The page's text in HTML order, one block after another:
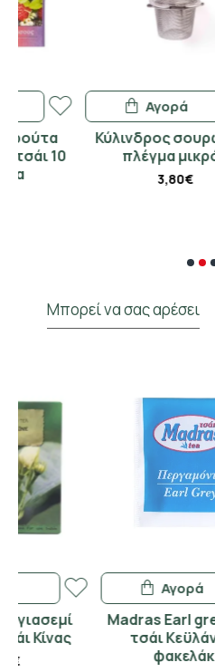
Κύλινδρος σουρωτήρι
πλέγμα μικρός
Αγορά
Μπορεί να σας αρέσει
Madras Earl grey μαύρο
τσάι Κεϋλάνης 10
φακελάκια